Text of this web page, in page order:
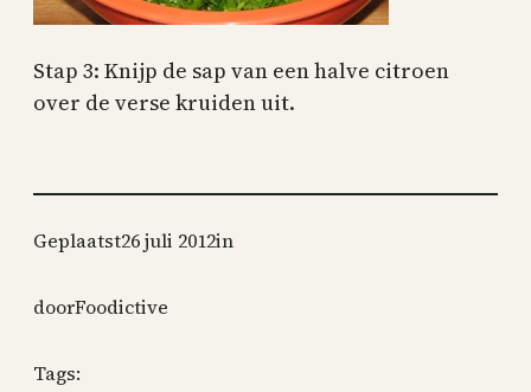
Stap 3: Knijp de sap van een halve citroen
over de verse kruiden uit.
Geplaatst26 juli 2012in
doorFoodictive
Tags: